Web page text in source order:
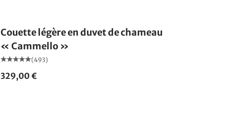
Couette légère en duvet de chameau
« Cammello »
(493)
329,00 €